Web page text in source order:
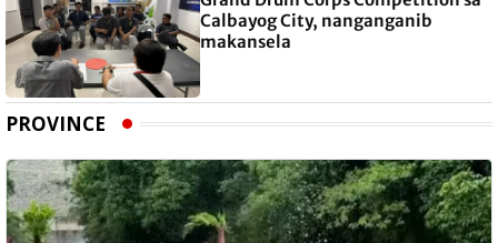
Calbayog City, nanganganib
makansela
PROVINCE